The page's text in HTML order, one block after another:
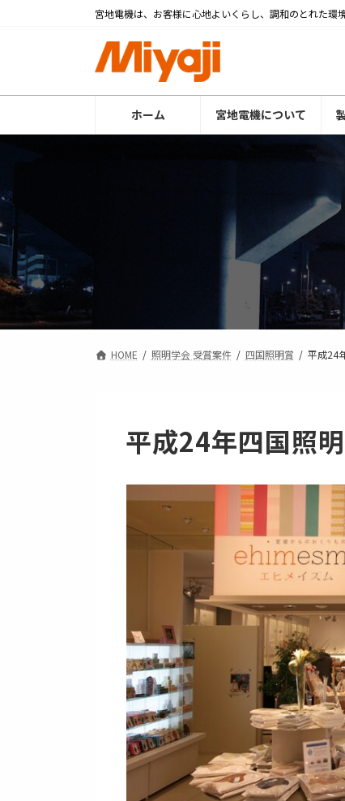
宮地電機は、お客様に心地よいくらし、調和のとれた環
ホーム 宮地電機について
HOME 照明学会 受賞案件 四国照明賞 平成24
平成24年四国